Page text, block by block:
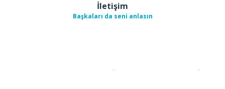
İletişim
Başkaları da seni anlasın